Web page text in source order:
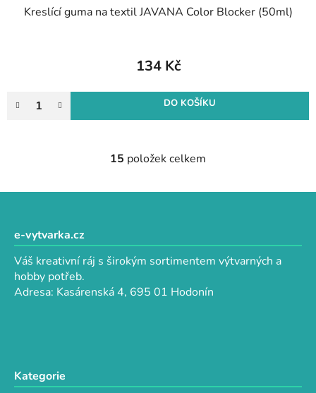
Kreslící guma na textil JAVANA Color Blocker (50ml)
134 Kč
DO KOŠÍKU
O
l
a
c
p
ý
15 položek celkem
e-vytvarka.cz
Váš kreativní ráj s širokým sortimentem výtvarných a
hobby potřeb.
Adresa: Kasárenská 4, 695 01 Hodonín
Kategorie